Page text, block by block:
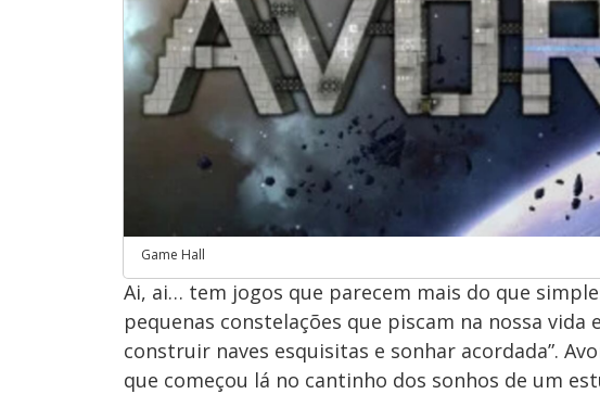
Game Hall
Ai, ai… tem jogos que parecem mais do que
pequenas constelações que piscam na nossa vida
construir naves esquisitas e sonhar acordada”.
que começou lá no cantinho dos sonhos de um